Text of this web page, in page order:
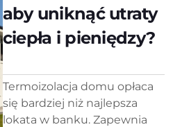
aby uniknąć utraty
ciepła i pieniędzy?
Termoizolacja domu opłaca
się bardziej niż najlepsza
lokata w banku. Zapewnia